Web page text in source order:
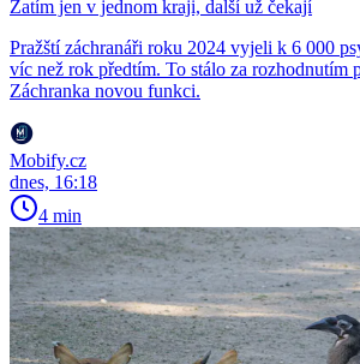
Zatím jen v jednom kraji, další už čekají
Pražští záchranáři roku 2024 vyjeli k 6 000
víc než rok předtím. To stálo za rozhodnutím
Záchranka novou funkci.
Mobify.cz
dnes, 16:18
4 min